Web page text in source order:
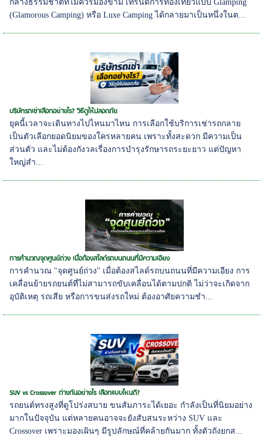
กลางธรรมชาติที่ไม่ควรมองข้าม เทรนด์การท่องเที่ยวแบบ Glamping
(Glamorous Camping) หรือ Luxe Camping ได้กลายมาเป็นหนึ่งในต...
บริษัทรถเช่าเลือกอย่างไร? วิธีดูให้ปลอดภัย
ยุคนี้เวลาจะเดินทางไปไหนมาไหน การเลือกใช้บริการเช่ารถกลาย
เป็นตัวเลือกยอดนิยมของใครหลายคน เพราะทั้งสะดวก มีความเป็น
ส่วนตัว และไม่ต้องกังวลเรื่องการบำรุงรักษารถระยะยาว แต่ปัญหา
ใหญ่สำ...
การคำนวณจุดศูนย์ถ่วง เมื่อต้องสไลด์รถบนถนนที่มีความเอียง
การคำนวณ "จุดศูนย์ถ่วง" เมื่อต้องสไลด์รถบนถนนที่มีความเอียง การ
เคลื่อนย้ายรถยนต์ที่ไม่สามารถขับเคลื่อนได้ตามปกติ ไม่ว่าจะเกิดจาก
อุบัติเหตุ รถเสีย หรือการขนส่งรถใหม่ ต้องอาศัยความชำ...
SUV vs Crossover ต่างกันอย่างไร เลือกแบบไหนดี?
รถยนต์ทรงสูงที่ดูโปร่งสบาย ขนสัมภาระได้เยอะ กำลังเป็นที่นิยมอย่าง
มากในปัจจุบัน แต่หลายคนอาจจะยังสับสนระหว่าง SUV และ
Crossover เพราะมองเผินๆ มีรูปลักษณ์ที่คล้ายกันมาก ทั้งตัวถังยกส...